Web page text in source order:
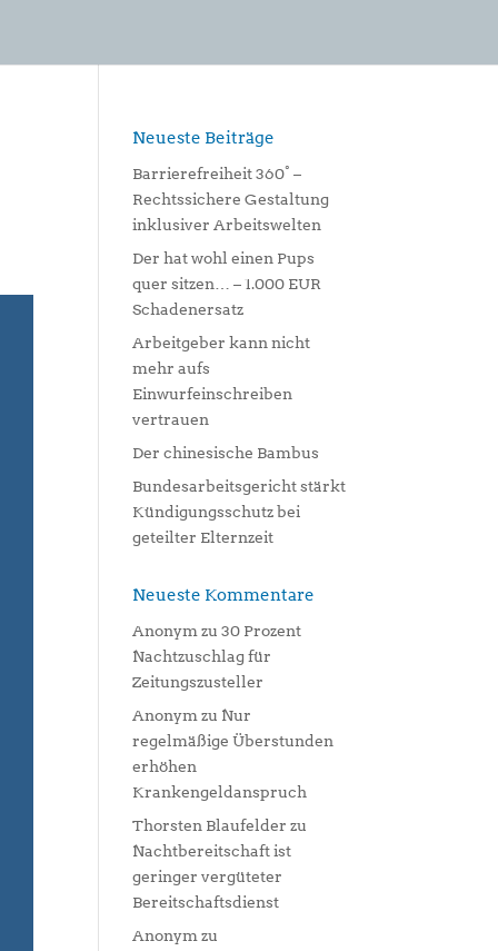
Neueste Beiträge
Barrierefreiheit 360° –
Rechtssichere Gestaltung
inklusiver Arbeitswelten
Der hat wohl einen Pups
quer sitzen… – 1.000 EUR
Schadenersatz
Arbeitgeber kann nicht
mehr aufs
Einwurfeinschreiben
vertrauen
Der chinesische Bambus
Bundesarbeitsgericht stärkt
Kündigungsschutz bei
geteilter Elternzeit
Neueste Kommentare
Anonym zu30 Prozent
Nachtzuschlag für
Zeitungszusteller
Anonym zu Nur
regelmäßige Überstunden
erhöhen
Krankengeldanspruch
Thorsten Blaufelder zu
Nachtbereitschaft ist
geringer vergüteter
Bereitschaftsdienst
Anonym zu